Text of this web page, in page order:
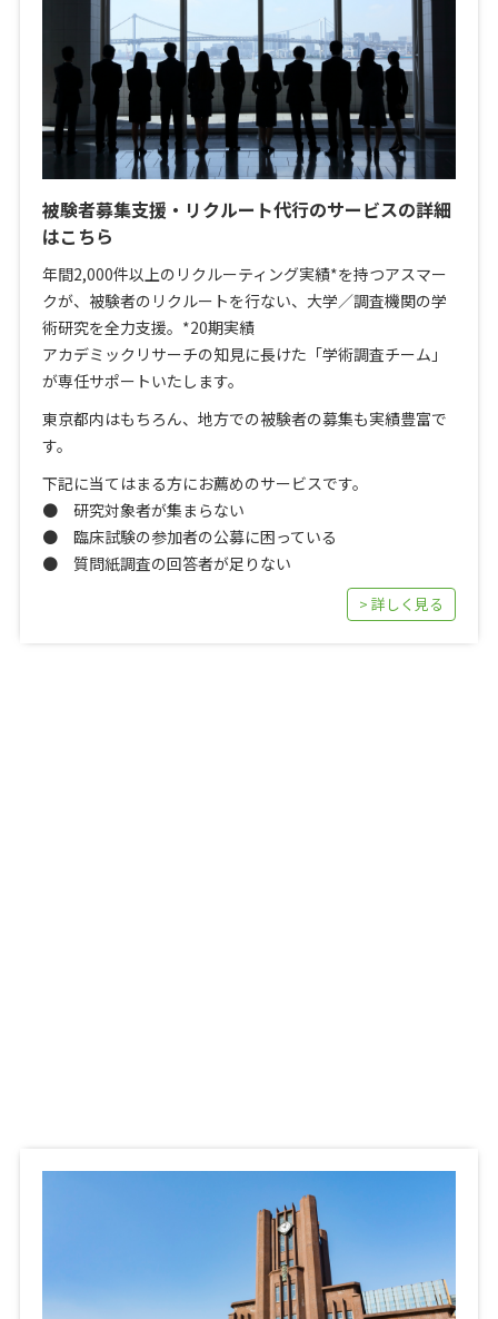
被験者募集支援・リクルート代行のサービスの詳細
はこちら
年間2,000件以上のリクルーティング実績*を持つアスマー
クが、被験者のリクルートを行ない、大学／調査機関の学
術研究を全力支援。*20期実績
アカデミックリサーチの知見に長けた「学術調査チーム」
が専任サポートいたします。
東京都内はもちろん、地方での被験者の募集も実績豊富で
す。
下記に当てはまる方にお薦めのサービスです。
● 研究対象者が集まらない
● 臨床試験の参加者の公募に困っている
● 質問紙調査の回答者が足りない
> 詳しく見る